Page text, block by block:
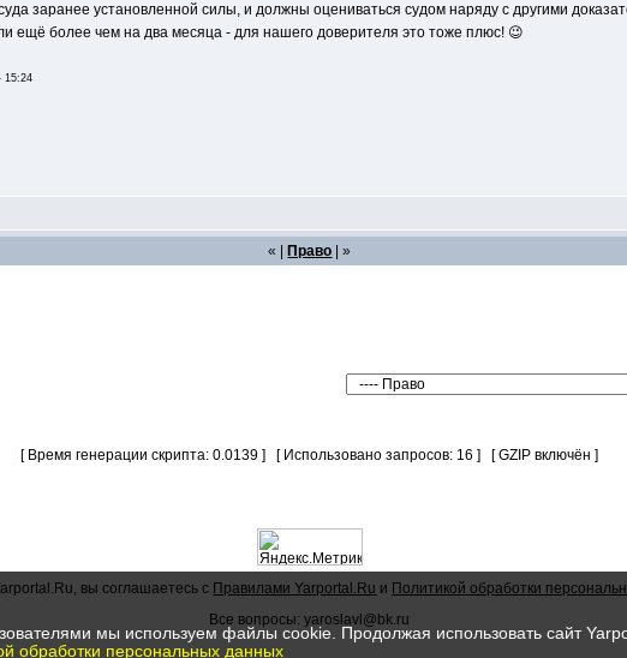
заранее установленной силы, и должны оцениваться судом наряду с другими
ещё более чем на два месяца - для нашего доверителя это тоже плюс! 😉
15:24
« | Право | »
[ Время генерации скрипта: 0.0139 ] [ Использовано запросов: 16 ] [ GZIP включён ]
вы соглашаетесь с Правилами Yarportal.Ru и Политикой обработки
Все вопросы: yaroslavl@bk.ru
мы используем файлы cookie. Продолжая использовать сайт
обработки персональных данных